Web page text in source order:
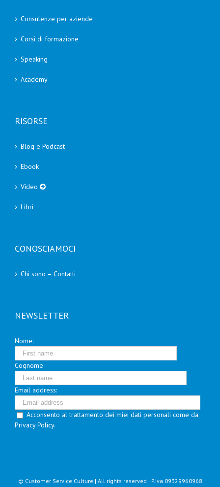
Consulenze per aziende
Corsi di formazione
Speaking
Academy
RISORSE
Blog e Podcast
Ebook
Video
Libri
CONOSCIAMOCI
Chi sono – Contatti
NEWSLETTER
Nome:
Cognome
Email address:
Acconsento al trattamento dei miei dati personali come da
Privacy Policy.
© Customer Service Culture | All rights reserved | P.Iva 09329960968